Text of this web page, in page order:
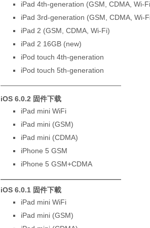
iPad 4th-generation (GSM CDMA Wi-Fi
iPad 3rd-generation (GSM CDMA Wi-
iPad 2 (GSM CDMA Wi-Fi)
iPad 2 16GB (new)
iPod touch 4th-generation
iPod touch 5th-generation
—————————————————
iOS 6.0.2 固件下载
iPad mini WiFi
iPad mini (GSM)
iPad mini (CDMA)
iPhone 5 GSM
iPhone 5 GSM+CDMA
—————————————————
iOS 6.0.1 固件下載
iPad mini WiFi
iPad mini (GSM)